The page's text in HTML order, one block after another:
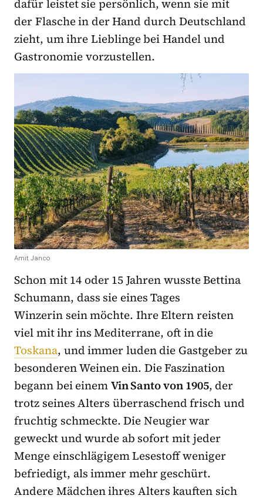
dafür leistet sie persönlich, wenn sie mit
der Flasche in der Hand durch Deutschland
zieht, um ihre Lieblinge bei Handel und
Gastronomie vorzustellen.
Amit Janco
Schon mit 14 oder 15 Jahren wusste Bettina
Schumann, dass sie eines Tages
Winzerin sein möchte. Ihre Eltern reisten
viel mit ihr ins Mediterrane, oft in die
Toskana, und immer luden die Gastgeber zu
besonderen Weinen ein. Die Faszination
begann bei einemVin Santo von 1905, der
trotz seines Alters überraschend frisch und
fruchtig schmeckte. Die Neugier war
geweckt und wurde ab sofort mit jeder
Menge einschlägigem Lesestoff weniger
befriedigt, als immer mehr geschürt.
Andere Mädchen ihres Alters kauften sich